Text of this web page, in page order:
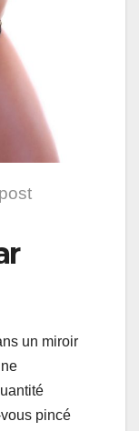
un miroir
pincé